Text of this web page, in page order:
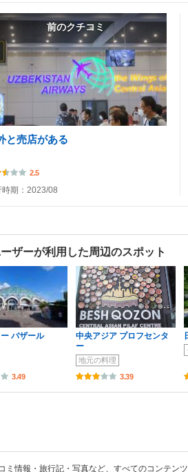
前のクチコミ
と売店がある
2.5
時期：2023/08
ザーが利用した周辺のスポット
バザール
3.49
中央アジア プロフセンタ
ー
地元の料理
3.39
ミ情報・旅行記・写真など、すべてのコンテン